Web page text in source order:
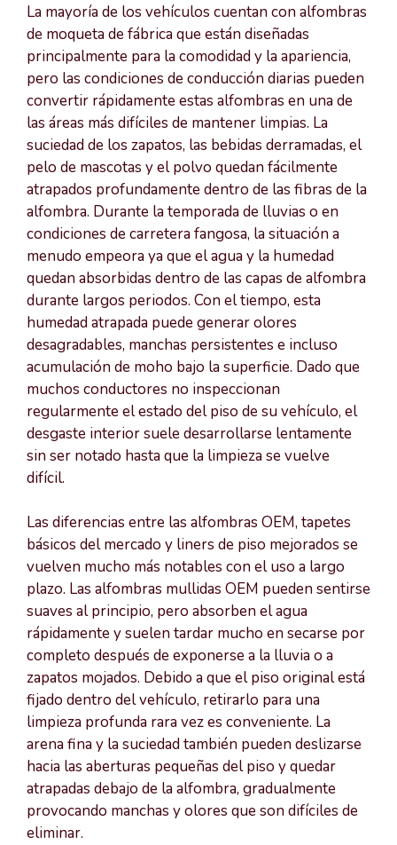
La mayoría de los vehículos cuentan con alfombras
de moqueta de fábrica que están diseñadas
principalmente para la comodidad y la apariencia,
pero las condiciones de conducción diarias pueden
convertir rápidamente estas alfombras en una de
las áreas más difíciles de mantener limpias. La
suciedad de los zapatos, las bebidas derramadas, el
pelo de mascotas y el polvo quedan fácilmente
atrapados profundamente dentro de las fibras de la
alfombra. Durante la temporada de lluvias o en
condiciones de carretera fangosa, la situación a
menudo empeora ya que el agua y la humedad
quedan absorbidas dentro de las capas de alfombra
durante largos periodos. Con el tiempo, esta
humedad atrapada puede generar olores
desagradables, manchas persistentes e incluso
acumulación de moho bajo la superficie. Dado que
muchos conductores no inspeccionan
regularmente el estado del piso de su vehículo, el
desgaste interior suele desarrollarse lentamente
sin ser notado hasta que la limpieza se vuelve
difícil.
Las diferencias entre las alfombras OEM, tapetes
básicos del mercado y liners de piso mejorados se
vuelven mucho más notables con el uso a largo
plazo. Las alfombras mullidas OEM pueden sentirse
suaves al principio, pero absorben el agua
rápidamente y suelen tardar mucho en secarse por
completo después de exponerse a la lluvia o a
zapatos mojados. Debido a que el piso original está
fijado dentro del vehículo, retirarlo para una
limpieza profunda rara vez es conveniente. La
arena fina y la suciedad también pueden deslizarse
hacia las aberturas pequeñas del piso y quedar
atrapadas debajo de la alfombra, gradualmente
provocando manchas y olores que son difíciles de
eliminar.